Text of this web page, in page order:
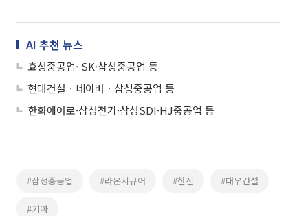
AI 추천 뉴스
효성중공업· SK·삼성중공업 등
현대건설ㆍ네이버ㆍ삼성중공업 등
한화에어로·삼성전기·삼성SDI·HJ중공업 등
#삼성중공업 #라온시큐어 #한진 #대우건설
#기아